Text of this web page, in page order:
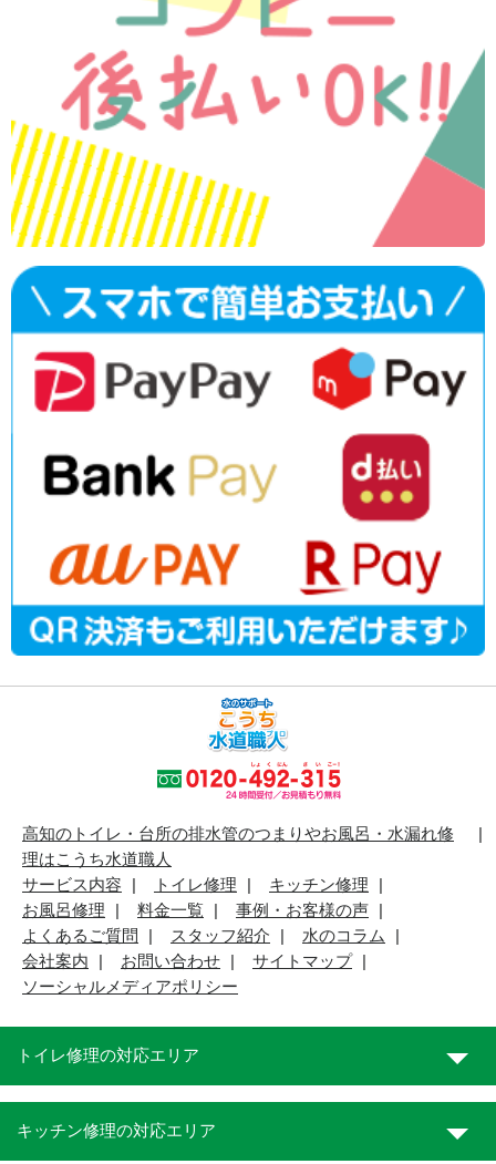
高知のトイレ・台所の排水管のつまりやお風呂・水漏れ修
理はこうち水道職人
サービス内容
トイレ修理
キッチン修理
お風呂修理
料金一覧
事例・お客様の声
よくあるご質問
スタッフ紹介
水のコラム
会社案内
お問い合わせ
サイトマップ
ソーシャルメディアポリシー
トイレ修理の対応エリア
キッチン修理の対応エリア